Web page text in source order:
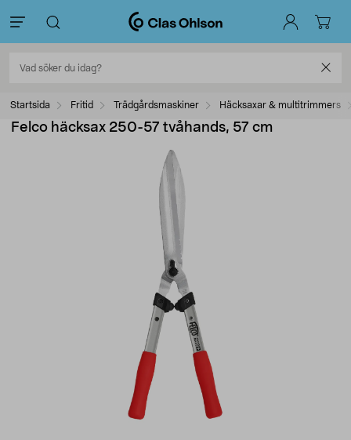
Startsida Fritid Trädgårdsmaskiner Häcksaxar & multitrimmers
Felco häcksax 250-57 tvåhands, 57 cm